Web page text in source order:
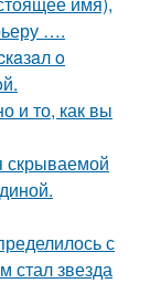
….
o
и то, как вы
скрываемой
с
стал звезда